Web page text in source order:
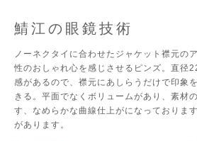
鯖江の眼鏡技術
ノーネクタイに合わせたジャケット襟元の
性のおしゃれ心を感じさせるピンズ。直径
感があるので、襟元にあしらうだけで印象
きる。平面でなくボリュームがあり、素材
す、なめらかな曲線仕上がになっておりま
があります。